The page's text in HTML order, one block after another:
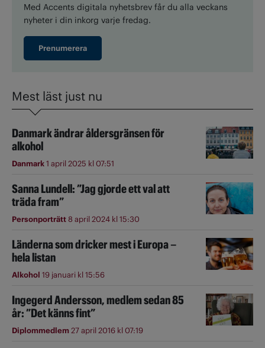
Med Accents digitala nyhetsbrev får du alla veckans
nyheter i din inkorg varje fredag.
Prenumerera
Mest läst just nu
Danmark ändrar åldersgränsen för
alkohol
Danmark1 april 2025 kl 07:51
Sanna Lundell: ”Jag gjorde ett val att
träda fram”
Personporträtt8 april 2024 kl 15:30
Länderna som dricker mest i Europa –
hela listan
Alkohol 19 januari kl 15:56
Ingegerd Andersson, medlem sedan 85
år: ”Det känns fint”
Diplommedlem27 april 2016 kl 07:19